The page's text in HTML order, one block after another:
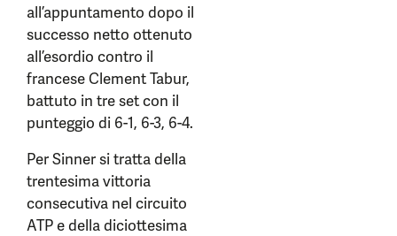
all’appuntamento dopo il
successo netto ottenuto
all’esordio contro il
francese Clement Tabur,
battuto in tre set con il
punteggio di 6-1, 6-3, 6-4.
Per Sinner si tratta della
trentesima vittoria
consecutiva nel circuito
ATP e della diciottesima